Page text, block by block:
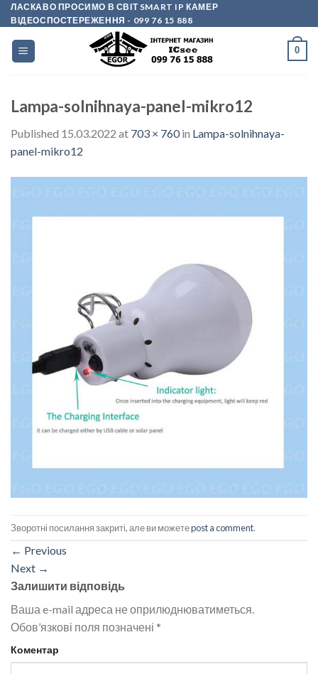
Skip
to
content
ЛАСКАВО ПРОСИМО В СВІТ SMART IP КАМЕР
ВІДЕОСПОСТЕРЕЖЕННЯ - 099 76 15 888
0
Lampa-solnihnaya-panel-mikro12
Published 15.03.2022 at 703 × 760in Lampa-solnihnaya-
panel-mikro12
Зворотні посилання закриті, але ви можетеpost a comment.
← Previous
Next →
Залишити відповідь
Ваша e-mail адреса не оприлюднюватиметься.
Обов’язкові поля позначені *
Коментар